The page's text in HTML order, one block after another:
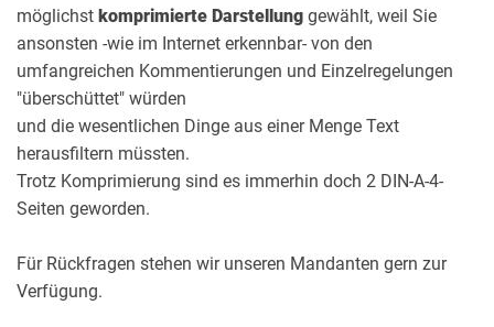
möglichst komprimierte Darstellung gewählt, weil Sie
ansonsten -wie im Internet erkennbar- von den
umfangreichen Kommentierungen und Einzelregelungen
"überschüttet" würden
und die wesentlichen Dinge aus einer Menge Text
herausfiltern müssten.
Trotz Komprimierung sind es immerhin doch 2 DIN-A-4-
Seiten geworden.
Für Rückfragen stehen wir unseren Mandanten gern zur
Verfügung.